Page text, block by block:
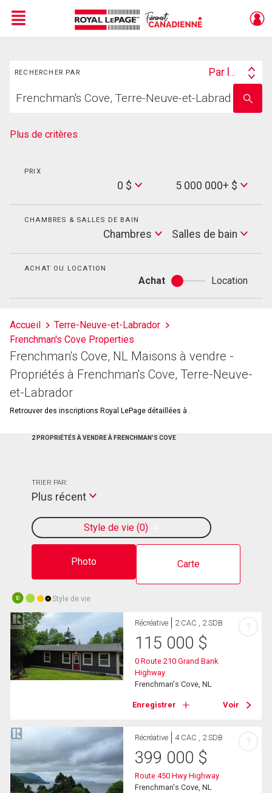
Menu
RECHERCHER PAR
Search
Par lieu
votre
nom
Plus de critères
PRIX
0 $
Max
Price
5 000 000+ $
CHAMBRES & SALLES DE BAIN
Chambres
Salles
de
Salles de bain
ACHAT OU LOCATION
Achat
Achat
ou
Location
Accueil
Terre-Neuve-et-Labrador
Frenchman's Cove Properties
Frenchman's Cove, NL Maisons à vendre -
Propriétés à Frenchman's Cove, Terre-Neuve-
et-Labrador
Retrouver des inscriptions Royal LePage détaillées à .
2 PROPRIÉTÉS À VENDRE À FRENCHMAN'S COVE
Photo Carte
Style de vie 0
TRIER PAR:
Plus récent
10 Style de vie
Récréative 2 CAC , 2 SDB
115 000 $
0 Route 210 Grand Bank
Highway
Frenchman's Cove, NL
Enregistrer Voir
?
Récréative 4 CAC , 2 SDB
399 000 $
Route 450 Hwy Highway
Frenchman's Cove, NL
?